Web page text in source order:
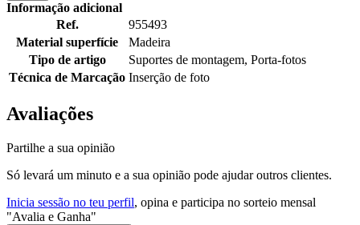
Informação adicional
Ref.
955493
Material superfície
Madeira
Tipo de artigo
Suportes de montagem, Porta-fotos
Técnica de Marcação Inserção de foto
Avaliações
Partilhe a sua opinião
Só levará um minuto e a sua opinião pode ajudar outros clientes.
Inicia sessão no teu perfil, opina e participa no sorteio mensal
"Avalia e Ganha"